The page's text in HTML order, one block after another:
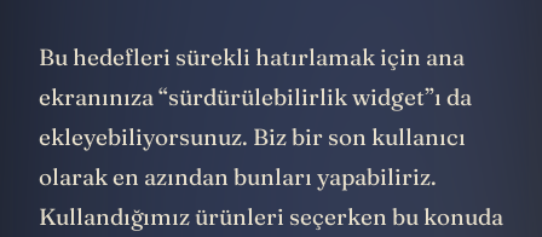
Bu hedefleri sürekli hatırlamak için ana
ekranınıza “sürdürülebilirlik widget”ı da
ekleyebiliyorsunuz. Biz bir son kullanıcı
olarak en azından bunları yapabiliriz.